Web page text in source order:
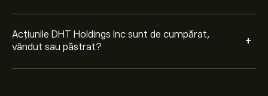
Acțiunile DHT Holdings Inc sunt de cumpărat,
vândut sau păstrat?
+